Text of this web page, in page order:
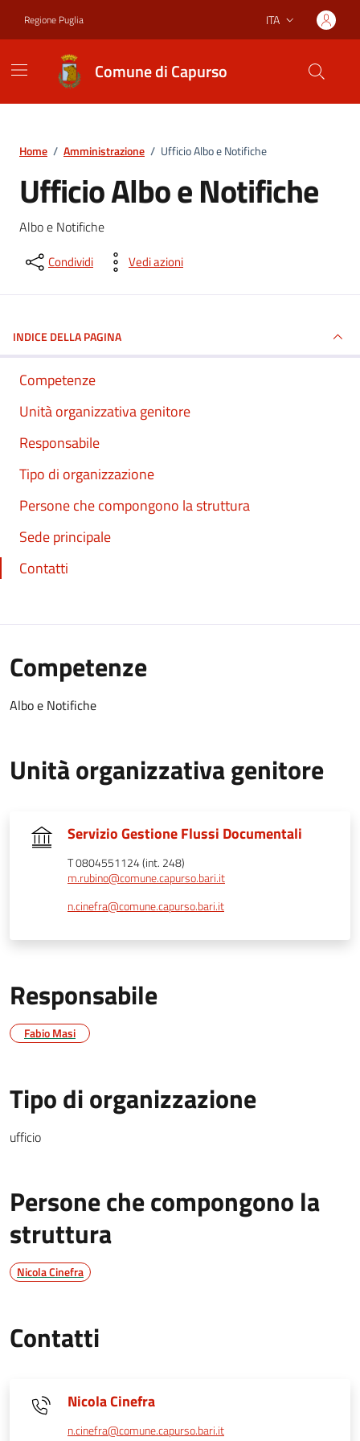
Regione Puglia Lingua attiva:
ITA
Comune di Capurso
Home / Amministrazione / Ufficio Albo e Notifiche
Ufficio Albo e Notifiche
Albo e Notifiche
Condividi Vedi azioni
INDICE DELLA PAGINA
Competenze
Unità organizzativa genitore
Responsabile
Tipo di organizzazione
Persone che compongono la struttura
Sede principale
Contatti
Competenze
Albo e Notifiche
Unità organizzativa genitore
Servizio Gestione Flussi Documentali
T 0804551124 (int. 248)
m.rubino@comune.capurso.bari.it
n.cinefra@comune.capurso.bari.it
Responsabile
Fabio Masi
Tipo di organizzazione
ufficio
Persone che compongono la
struttura
Nicola Cinefra
Contatti
Nicola Cinefra
n.cinefra@comune.capurso.bari.it